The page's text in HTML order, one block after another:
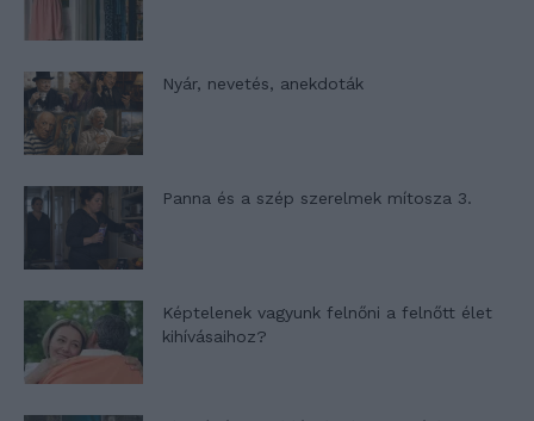
Nyár, nevetés, anekdoták
Panna és a szép szerelmek mítosza 3.
Képtelenek vagyunk felnőni a felnőtt élet
kihívásaihoz?